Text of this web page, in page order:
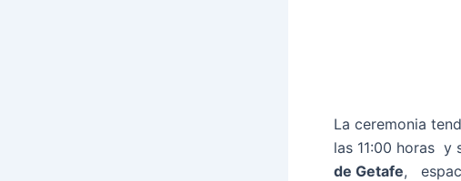
La ceremonia
las 11:00 horas y
de Getafe,